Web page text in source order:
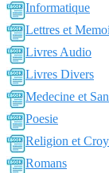
Informatique
Lettres et
Livres Audio
Livres Divers
Medecine et
Poesie
Religion et
Romans